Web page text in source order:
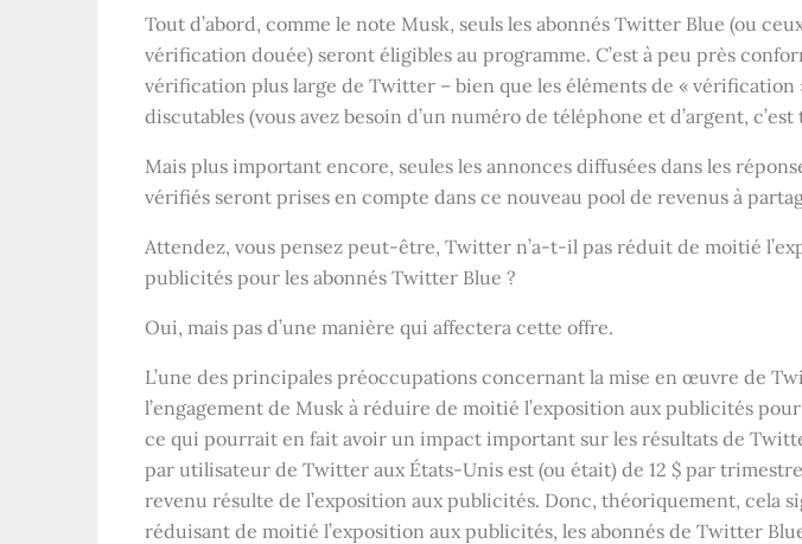
Tout d’abord, comme le note Musk, seuls les abonnés Twitter Blue (ou
vérification douée) seront éligibles au programme. C’est à peu près
vérification plus large de Twitter – bien que les éléments de « vérification
discutables (vous avez besoin d’un numéro de téléphone et d’argent, c’est
Mais plus important encore, seules les annonces diffusées dans les
vérifiés seront prises en compte dans ce nouveau pool de revenus à
Attendez, vous pensez peut-être, Twitter n’a-t-il pas réduit de moitié
publicités pour les abonnés Twitter Blue ?
Oui, mais pas d’une manière qui affectera cette offre.
L’une des principales préoccupations concernant la mise en œuvre de
l’engagement de Musk à réduire de moitié l’exposition aux publicités pour
ce qui pourrait en fait avoir un impact important sur les résultats de
par utilisateur de Twitter aux États-Unis est (ou était) de 12 $ par
revenu résulte de l’exposition aux publicités. Donc, théoriquement, cela
réduisant de moitié l’exposition aux publicités, les abonnés de Twitter